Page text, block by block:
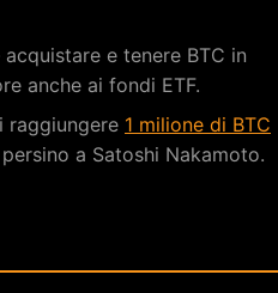
e tenere BTC in
anche ai fondi ETF.
raggiungere 1 milione di BTC
a Satoshi Nakamoto.